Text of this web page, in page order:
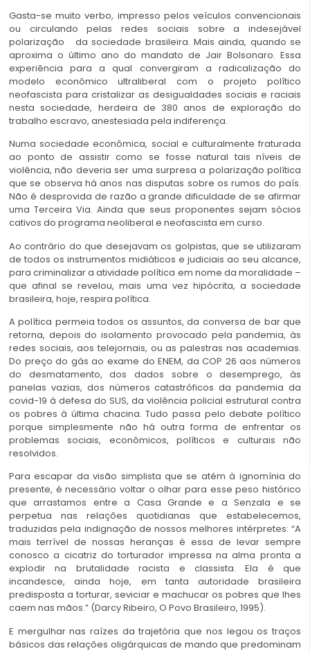
Gasta-se muito verbo, impresso pelos veículos convencionais
ou circulando pelas redes sociais sobre a indesejável
polarização
da sociedade brasileira. Mais ainda, quando se
aproxima o último ano do mandato de Jair Bolsonaro. Essa
experiência para a qual convergiram a radicalização do
modelo econômico ultraliberal com o projeto político
neofascista para cristalizar as desigualdades sociais e raciais
nesta sociedade, herdeira de 380 anos de exploração do
trabalho escravo, anestesiada pela indiferença.
Numa sociedade econômica, social e culturalmente fraturada
ao ponto de assistir como se fosse natural tais níveis de
violência, não deveria ser uma surpresa a polarização política
que se observa há anos nas disputas sobre os rumos do país.
Não é desprovida de razão a grande dificuldade de se afirmar
uma Terceira Via. Ainda que seus proponentes sejam sócios
cativos do programa neoliberal e neofascista em curso.
Ao contrário do que desejavam os golpistas, que se utilizaram
de todos os instrumentos midiáticos e judiciais ao seu alcance,
para criminalizar a atividade política em nome da moralidade –
que afinal se revelou, mais uma vez hipócrita, a sociedade
brasileira, hoje, respira política.
A política permeia todos os assuntos, da conversa de bar que
retorna, depois do isolamento provocado pela pandemia, às
redes sociais, aos telejornais, ou as palestras nas academias.
Do preço do gás ao exame do ENEM, da COP 26 aos números
do desmatamento, dos dados sobre o desemprego, às
panelas vazias, dos números catastróficos da pandemia da
covid-19 à defesa do SUS, da violência policial estrutural contra
os pobres à última chacina. Tudo passa pelo debate político
porque simplesmente não há outra forma de enfrentar os
problemas sociais, econômicos, políticos e culturais não
resolvidos.
Para escapar da visão simplista que se atém à ignomínia do
presente, é necessário voltar o olhar para esse peso histórico
que arrastamos entre a Casa Grande e a Senzala e se
perpetua nas relações quotidianas que estabelecemos,
traduzidas pela indignação de nossos melhores intérpretes: “A
mais terrível de nossas heranças é essa de levar sempre
conosco a cicatriz do torturador impressa na alma pronta a
explodir na brutalidade racista e classista. Ela é que
incandesce, ainda hoje, em tanta autoridade brasileira
predisposta a torturar, seviciar e machucar os pobres que lhes
caem nas mãos.” (Darcy Ribeiro, O Povo Brasileiro, 1995).
E mergulhar nas raízes da trajetória que nos legou os traços
básicos das relações oligárquicas de mando que predominam